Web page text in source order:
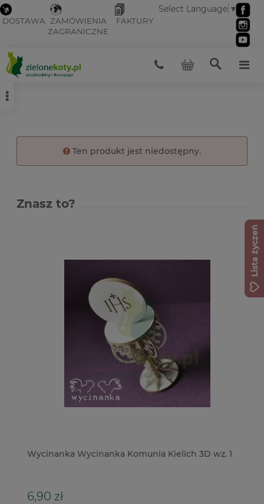
DOSTAWA ZAMÓWIENIA
ZAGRANICZNE
FAKTURY
Select Language ▼
Ten produkt jest niedostępny.
Znasz to?
Wycinanka Wycinanka Komunia Kielich 3D wz. 1
6,90 zł
Lista życzeń